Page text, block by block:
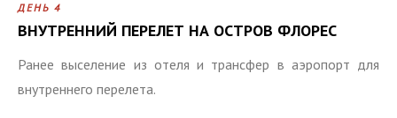
ДЕНЬ 4
ВНУТРЕННИЙ ПЕРЕЛЕТ НА ОСТРОВ ФЛОРЕС
Ранее выселение из отеля и трансфер в аэропорт для
внутреннего перелета.